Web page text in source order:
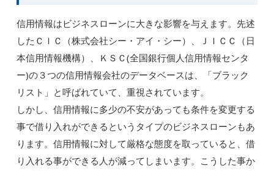
信用情報はビジネスローンに大きな影響を与えます。先述
したＣＩＣ（株式会社シー・アイ・シー）、ＪＩＣＣ（日
本信用情報機構）、ＫＳＣ(全国銀行個人信用情報センタ
ー)の３つの信用情報会社のデータベースは、「ブラック
リスト」と呼ばれていて、重視されています。
しかし、信用情報に多少の不安があっても条件を変更する
事で借り入れができるというタイプのビジネスローンもあ
ります。信用情報に対して厳格な態度を取っていると、借
り入れる事ができる人が減ってしまいます。こうした事か